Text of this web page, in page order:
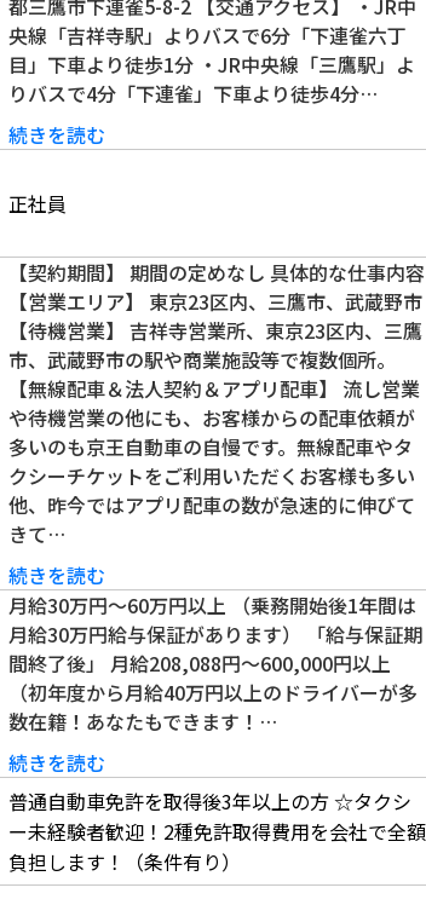
都三鷹市下連雀5-8-2 【交通アクセス】 ・JR中
央線「吉祥寺駅」よりバスで6分「下連雀六丁
目」下車より徒歩1分 ・JR中央線「三鷹駅」よ
りバスで4分「下連雀」下車より徒歩4分…
続きを読む
正社員
【契約期間】 期間の定めなし 具体的な仕事内容
【営業エリア】 東京23区内、三鷹市、武蔵野市
【待機営業】 吉祥寺営業所、東京23区内、三鷹
市、武蔵野市の駅や商業施設等で複数個所。
【無線配車＆法人契約＆アプリ配車】 流し営業
や待機営業の他にも、お客様からの配車依頼が
多いのも京王自動車の自慢です。無線配車やタ
クシーチケットをご利用いただくお客様も多い
他、昨今ではアプリ配車の数が急速的に伸びて
きて…
続きを読む
月給30万円～60万円以上 （乗務開始後1年間は
月給30万円給与保証があります） 「給与保証期
間終了後」 月給208,088円～600,000円以上
（初年度から月給40万円以上のドライバーが多
数在籍！あなたもできます！…
続きを読む
普通自動車免許を取得後3年以上の方☆タクシ
ー未経験者歓迎！2種免許取得費用を会社で全額
負担します！（条件有り）